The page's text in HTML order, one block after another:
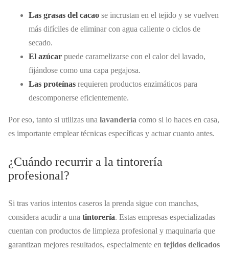
Las grasas del cacao se incrustan en el tejido y se vuelven
más difíciles de eliminar con agua caliente o ciclos de
secado.
El azúcar puede caramelizarse con el calor del lavado,
fijándose como una capa pegajosa.
Las proteínas requieren productos enzimáticos para
descomponerse eficientemente.
Por eso, tanto si utilizas una lavandería como si lo haces en casa,
es importante emplear técnicas específicas y actuar cuanto antes.
¿Cuándo recurrir a la tintorería
profesional?
Si tras varios intentos caseros la prenda sigue con manchas,
considera acudir a una tintorería. Estas empresas especializadas
cuentan con productos de limpieza profesional y maquinaria que
garantizan mejores resultados, especialmente en tejidos delicados